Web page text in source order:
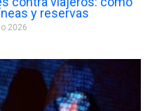
y reservas
2026